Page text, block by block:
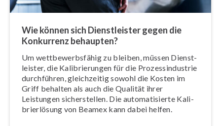
Wie können sich Dienst­leis­ter gegen die
Konkurrenz behaupten?
Um wett­be­werbs­fä­hig zu bleiben, müssen Dienst­
leis­ter, die Ka­li­brie­run­gen für die Pro­zess­in­dus­trie
durchführen, gleich­zei­tig sowohl die Kosten im
Griff behalten als auch die Qualität ihrer
Leistungen si­cher­stel­len. Die au­to­ma­ti­sier­te Ka­li­
brier­lö­sung von Beamex kann dabei helfen.